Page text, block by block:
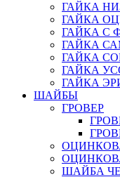
ГАЙКА
ГАЙКА
ГАЙКА С
ГАЙКА
ГАЙКА
ГАЙКА
ГАЙКА
ШАЙБЫ
ГРОВЕР
ШАЙБА